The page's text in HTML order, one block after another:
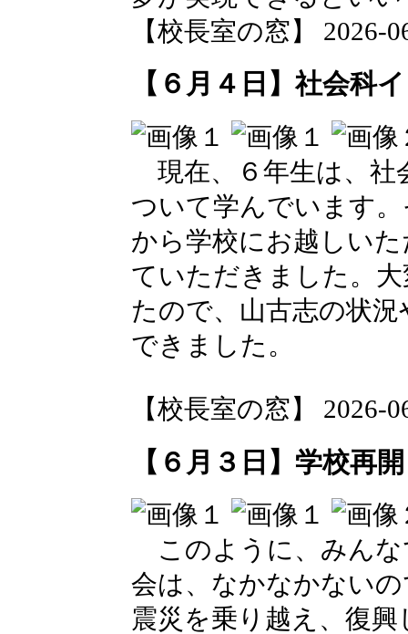
【校長室の窓】 2026-
【６月４日】社会科
現在、６年生は、社
ついて学んでいます
から学校にお越しい
ていただきました。
たので、山古志の状
できました。
【校長室の窓】 2026-
【６月３日】学校再
このように、みんな
会は、なかなかない
震災を乗り越え、復